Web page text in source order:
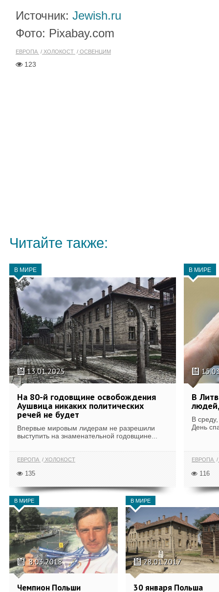
Источник: Jewish.ru
Фото: Pixabay.com
ЕВРОПА ХОЛОКОСТ ОСВЕНЦИМ
123
Читайте также:
В МИРЕ
13.01.2025
На 80-й годовщине освобождения
Аушвица никаких политических
речей не будет
Впервые мировым лидерам не разрешили
выступить на знаменательной годовщине...
ЕВРОПА ХОЛОКОСТ
135
В МИРЕ
В
В
День
ЕВРОПА
116
В МИРЕ
8.03.2018
Чемпион Польши
В МИРЕ
28.01.2017
30 января Польша